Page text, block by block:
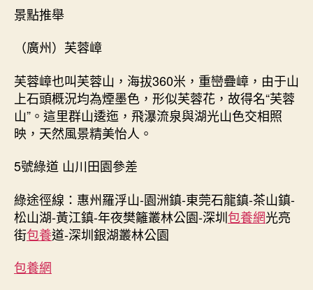
景點推舉
（廣州）芙蓉嶂
芙蓉嶂也叫芙蓉山，海拔360米，重巒疊嶂，由于山
上石頭概況均為煙墨色，形似芙蓉花，故得名“芙蓉
山”。這里群山逶迤，飛瀑流泉與湖光山色交相照
映，天然風景精美怡人。
5號綠道 山川田園參差
綠途徑線：惠州羅浮山-園洲鎮-東莞石龍鎮-茶山鎮-
松山湖-黃江鎮-年夜樊籬叢林公園-深圳包養網光亮
街包養道-深圳銀湖叢林公園
包養網